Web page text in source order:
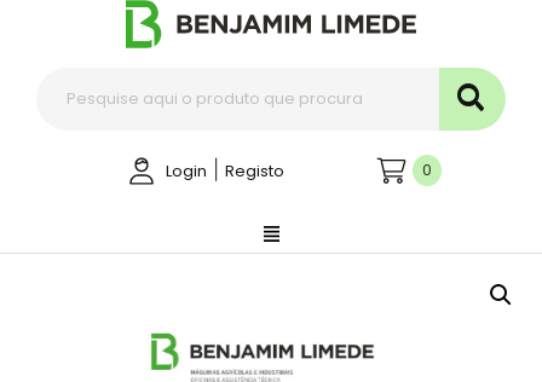
Login Registo 0